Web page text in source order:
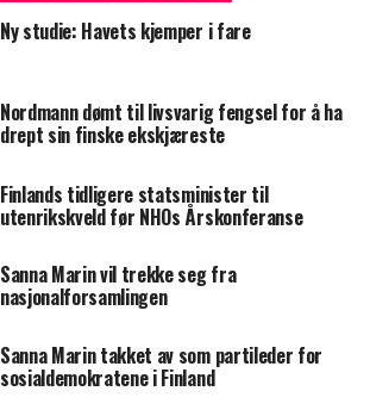
Ny studie: Havets kjemper i fare
Nordmann dømt til livsvarig fengsel for å ha
drept sin finske ekskjæreste
Finlands tidligere statsminister til
utenrikskveld før NHOs Årskonferanse
Sanna Marin vil trekke seg fra
nasjonalforsamlingen
Sanna Marin takket av som partileder for
sosialdemokratene i Finland